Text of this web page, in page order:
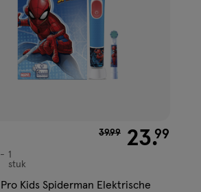
van € 39.99 voor €
39.99 23.99
1
stuk
Kids Spiderman Elektrische